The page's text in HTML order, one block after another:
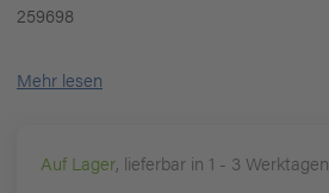
259698
Mehr lesen
Auf Lager, lieferbar in 1 - 3 Werktagen